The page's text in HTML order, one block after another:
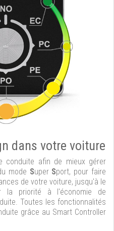
dans votre voiture
conduite afin de mieux gérer
mode Super Sport, pour faire
de votre voiture, jusqu'à le
la priorité à l'économie de
Toutes les fonctionnalités
grâce au Smart Controller